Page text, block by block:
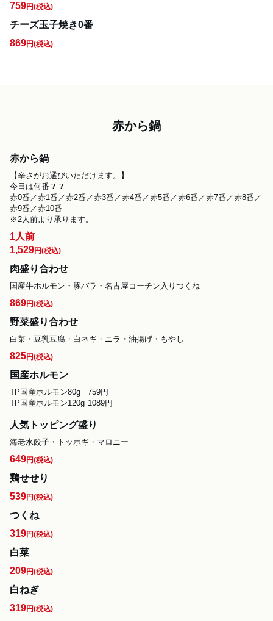
759円(税込)
チーズ玉子焼き0番
869円(税込)
赤から鍋
赤から鍋
【辛さがお選びいただけます。】
今日は何番？？
赤0番／赤1番／赤2番／赤3番／赤4番／赤5番／赤6番／赤7番／赤8番／
赤9番／赤10番
※2人前より承ります。
1人前
1,529円(税込)
肉盛り合わせ
国産牛ホルモン・豚バラ・名古屋コーチン入りつくね
869円(税込)
野菜盛り合わせ
白菜・豆乳豆腐・白ネギ・ニラ・油揚げ・もやし
825円(税込)
国産ホルモン
TP国産ホルモン80g	759円
人気トッピング盛り
海老水餃子・トッポギ・マロニー
649円(税込)
鶏せせり
539円(税込)
つくね
319円(税込)
白菜
209円(税込)
白ねぎ
319円(税込)